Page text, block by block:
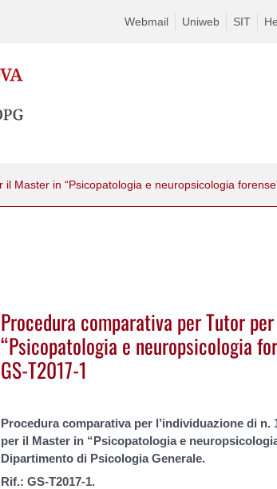
Webmail Uniweb SIT
Procedura comparativa per Tutor
“Psicopatologia e neuropsicologia
GS-T2017-1
Procedura comparativa per l’individuazione di
per il Master in “Psicopatologia e
Dipartimento di Psicologia Generale.
Rif.: GS-T2017-1.